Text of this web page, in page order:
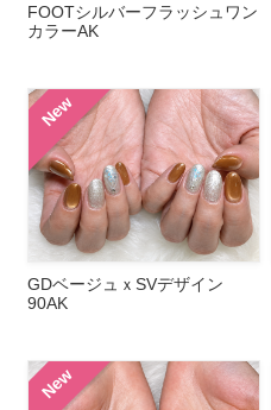
FOOTシルバーフラッシュワン
カラーAK
New
GDベージュｘSVデザイン
90AK
New